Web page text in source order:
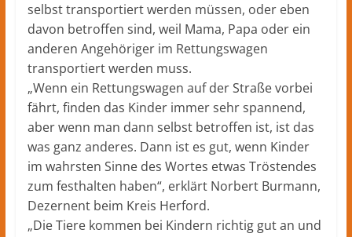
selbst transportiert werden müssen, oder eben
davon betroffen sind, weil Mama, Papa oder ein
anderen Angehöriger im Rettungswagen
transportiert werden muss.
„Wenn ein Rettungswagen auf der Straße vorbei
fährt, finden das Kinder immer sehr spannend,
aber wenn man dann selbst betroffen ist, ist das
was ganz anderes. Dann ist es gut, wenn Kinder
im wahrsten Sinne des Wortes etwas Tröstendes
zum festhalten haben“, erklärt Norbert Burmann,
Dezernent beim Kreis Herford.
„Die Tiere kommen bei Kindern richtig gut an und